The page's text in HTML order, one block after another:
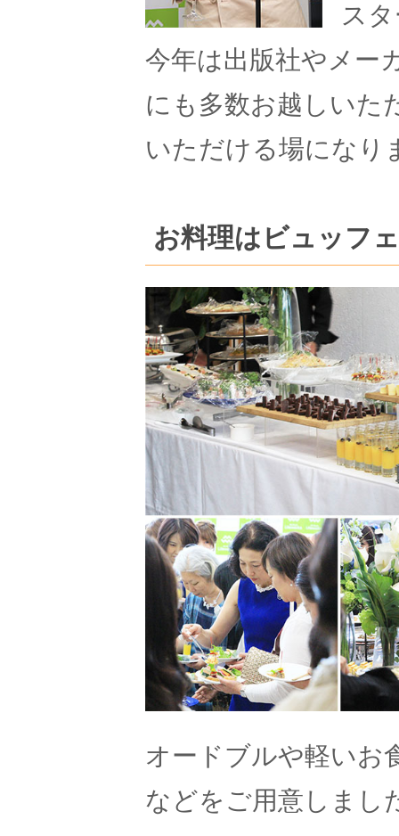
ス
今年は出版社やメー
にも多数お越しいた
いただける場になり
お料理はビュッフ
オードブルや軽いお
などをご用意しまし